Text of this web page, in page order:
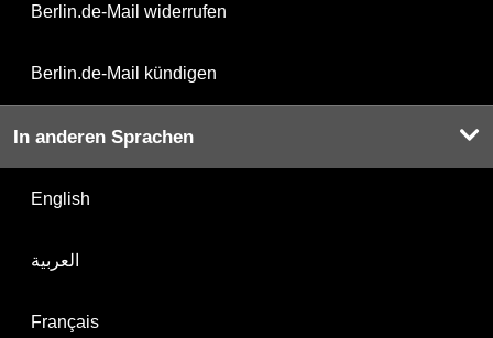
Berlin.de-Mail widerrufen
Berlin.de-Mail kündigen
In anderen Sprachen
English
العربية
Français